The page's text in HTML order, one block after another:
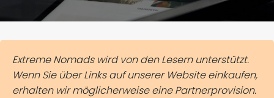
L
N
Extreme Nomads wird von den Lesern unterstützt.
Wenn Sie über Links auf unserer Website einkaufen,
erhalten wir möglicherweise eine Partnerprovision.